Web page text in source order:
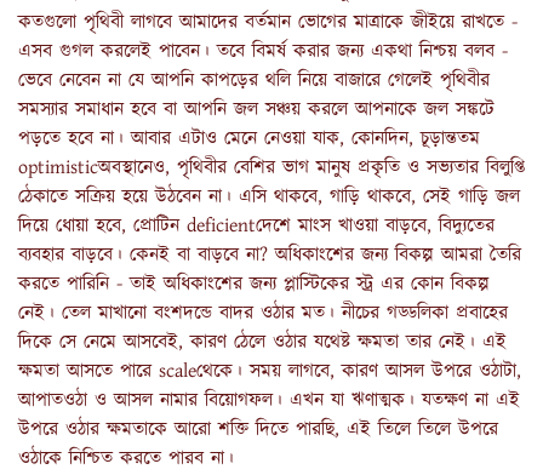
কতগুলো পৃথিবী লাগবে আমাদের বর্তমান ভোগের মাত্রাকে জীইয়ে রাখতে -
এসব গুগল করলেই পাবেন। তবে বিমর্ষ করার জন‍্য একথা নিশ্চয় বলব -
ভেবে নেবেন না যে আপনি কাপড়ের থলি নিয়ে বাজারে গেলেই পৃথিবীর
সমস‍্যার সমাধান হবে বা আপনি জল সঞ্চয় করলে আপনাকে জল সঙ্কটে
পড়তে হবে না। আবার এটাও মেনে নেওয়া যাক, কোনদিন, চূড়ান্ততম
optimisticঅবস্থানেও, পৃথিবীর বেশির ভাগ মানুষ প্রকৃতি ও সভ‍্যতার বিলুপ্তি
ঠেকাতে সক্রিয় হয়ে উঠবেন না। এসি থাকবে, গাড়ি থাকবে, সেই গাড়ি জল
দিয়ে ধোয়া হবে, প্রোটিন deficientদেশে মাংস খাওয়া বাড়বে, বিদ‍্যুতের
ব‍্যবহার বাড়বে। কেনই বা বাড়বে না? অধিকাংশের জন‍্য বিকল্প আমরা তৈরি
করতে পারিনি - তাই অধিকাংশের জন‍্য প্লাস্টিকের স্ট্র এর কোন বিকল্প
নেই। তেল মাখানো বংশদন্ডে বাদর ওঠার মত। নীচের গড্ডলিকা প্রবাহের
দিকে সে নেমে আসবেই, কারণ ঠেলে ওঠার যথেষ্ট ক্ষমতা তার নেই। এই
ক্ষমতা আসতে পারে scaleথেকে। সময় লাগবে, কারণ আসল উপরে ওঠাটা,
আপাতওঠা ও আসল নামার বিয়োগফল। এখন যা ঋণাত্মক। যতক্ষণ না এই
উপরে ওঠার ক্ষমতাকে আরো শক্তি দিতে পারছি, এই তিলে তিলে উপরে
ওঠাকে নিশ্চিত করতে পারব না।